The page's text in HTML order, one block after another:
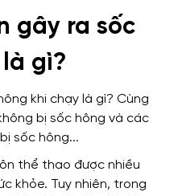
gây ra sốc
gì?
thể thao được nhiều
khỏe. Tuy nhiên, trong